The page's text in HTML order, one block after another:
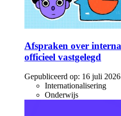
Afspraken over
officieel vastgelegd
Gepubliceerd op: 16 juli 2026
Internationalisering
Onderwijs